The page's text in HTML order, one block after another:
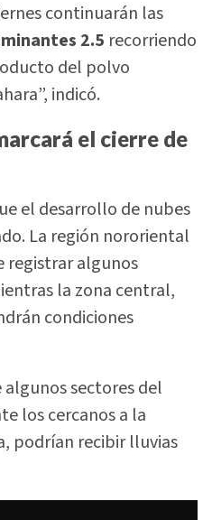
continuarán las
2.5 recorriendo
del polvo
indicó.
el cierre de
el desarrollo de nubes
La región nororiental
registrar algunos
la zona central,
condiciones
sectores del
los cercanos a la
podrían recibir lluvias